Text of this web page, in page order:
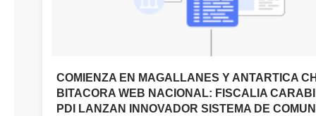
COMIENZA EN MAGALLANES Y ANTARTICA
BITACORA WEB NACIONAL: FISCALIA
PDI LANZAN INNOVADOR SISTEMA DE